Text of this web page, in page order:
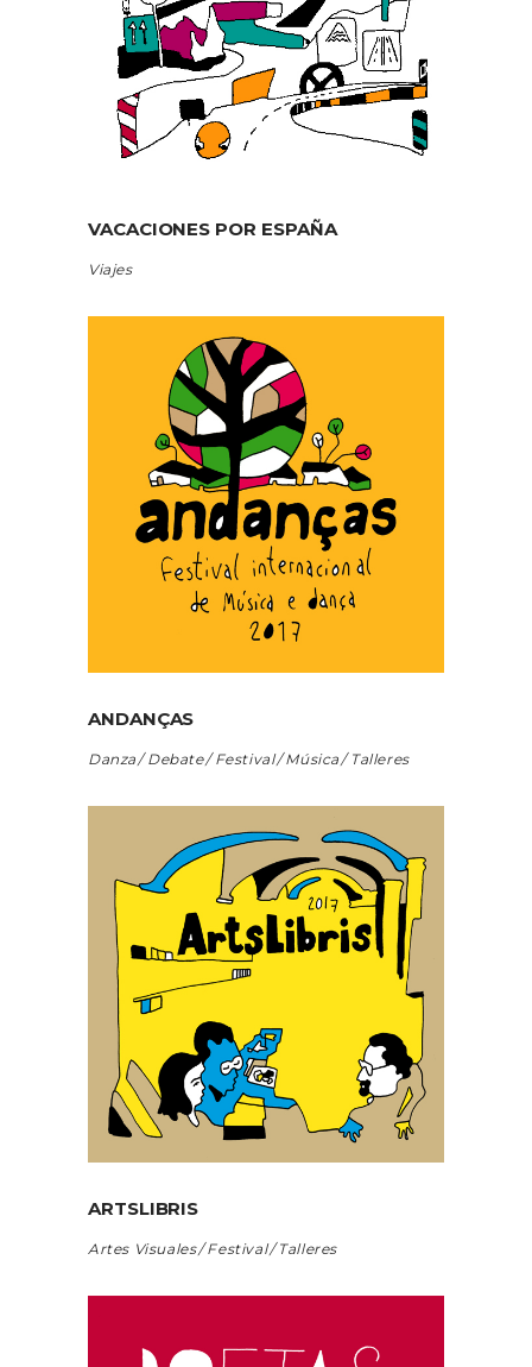
VACACIONES POR ESPAÑA
Viajes
ANDANÇAS
Danza Debate Festival Música Talleres
ARTSLIBRIS
Artes Visuales Festival Talleres